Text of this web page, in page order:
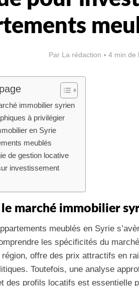
Par La rédaction 4 min de
immobilier syrien
à privilégier
en Syrie
meublés
de gestion locative
investissement
marché immobilier
meublés en Syrie
les spécificités du
région, offre des prix attractifs en
Toutefois, une analyse
des profils locatifs est essentielle